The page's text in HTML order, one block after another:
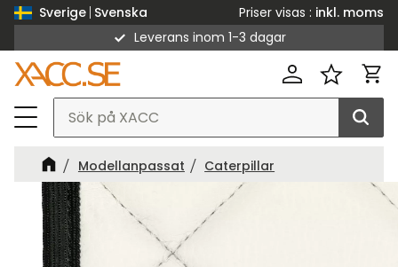
Sverige Svenska Priser visas
inkl. moms
Leverans inom 1-3 dagar
Fri frakt över 3000 kr exkl moms
Modellanpassat Caterpillar